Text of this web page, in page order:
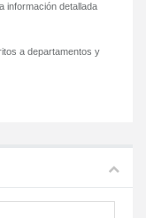
información detallada
a departamentos y